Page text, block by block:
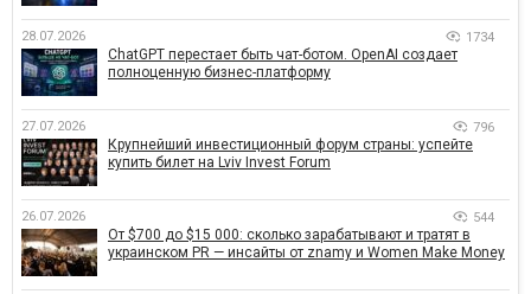
28.07.2026 1734
ChatGPT перестает быть чат-ботом. OpenAI создает
полноценную бизнес-платформу
27.07.2026 796
Крупнейший инвестиционный форум страны: успейте
купить билет на Lviv Invest Forum
26.07.2026 544
От $700 до $15 000: сколько зарабатывают и тратят в
украинском PR — инсайты от znamy и Women Make Money